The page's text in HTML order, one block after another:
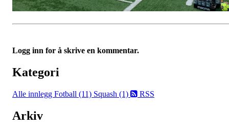
Logg inn for å skrive en kommentar.
Kategori
Alle innlegg Fotball (11) Squash (1) RSS
Arkiv